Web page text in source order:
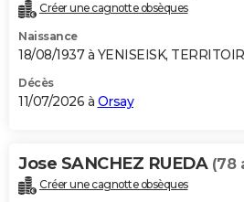
Créer une cagnotte obsèques
Naissance
18/08/1937 à YENISEISK,
Décès
11/07/2026 à Orsay
Jose SANCHEZ RUEDA (78
Créer une cagnotte obsèques